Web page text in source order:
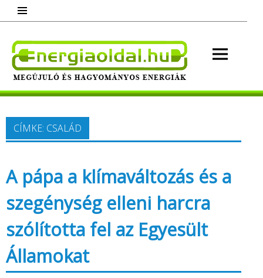
content
Megújuló és hagyományos energiák.
Minden, ami energia!
CÍMKE: CSALÁD
A pápa a klímaváltozás és a
szegénység elleni harcra
szólította fel az Egyesült
Államokat